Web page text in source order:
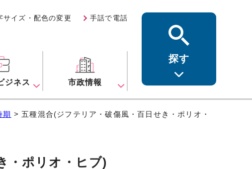
サイズ・配色の変更 手話で電話
ジネス 市政情報
探す
期 > 五種混合(ジフテリア・破傷風・百日せき・ポリオ・
・ポリオ・ヒブ)